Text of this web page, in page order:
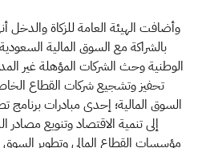
وأضافت الهيئة العامة للزكاة والدخل
بالشراكة مع السوق المالية
الوطنية وحث الشركات المؤهلة غير
تحفيز وتشجيع شركات القطاع
السوق المالية؛ إحدى مبادرات برنامج
إلى تنمية الاقتصاد وتنويع
مؤسسات القطاع المالي وتطوير السوق